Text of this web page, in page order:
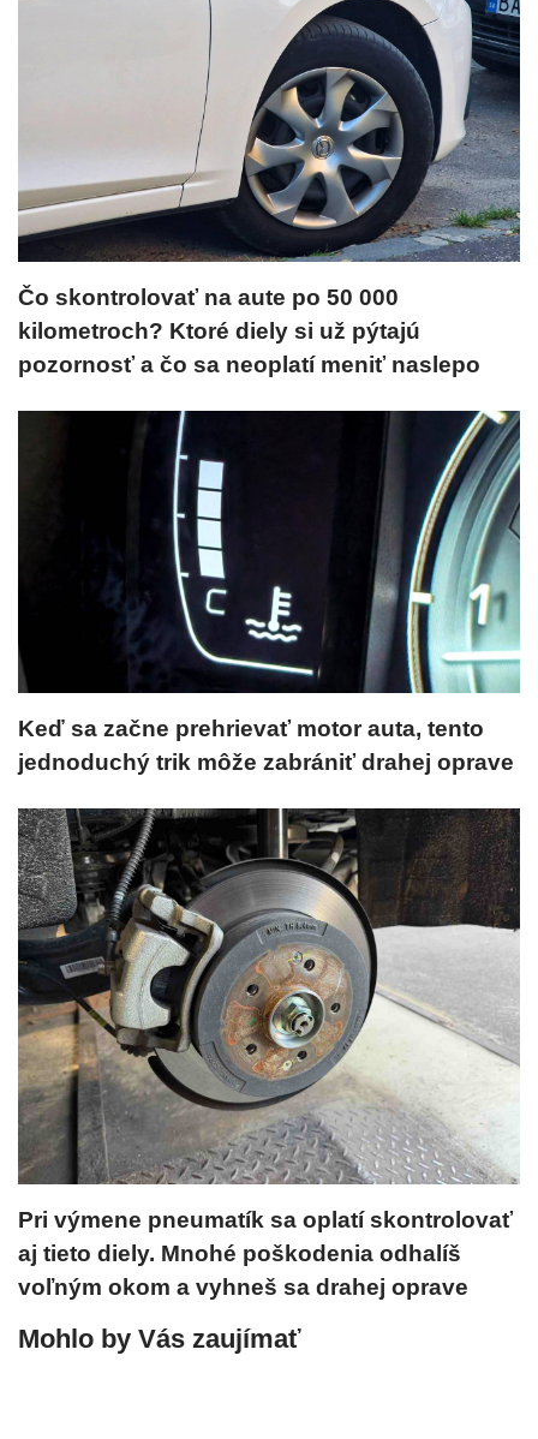
Čo skontrolovať na aute po 50 000
kilometroch? Ktoré diely si už pýtajú
pozornosť a čo sa neoplatí meniť naslepo
Keď sa začne prehrievať motor auta, tento
jednoduchý trik môže zabrániť drahej oprave
Pri výmene pneumatík sa oplatí skontrolovať
aj tieto diely. Mnohé poškodenia odhalíš
voľným okom a vyhneš sa drahej oprave
Mohlo by Vás zaujímať